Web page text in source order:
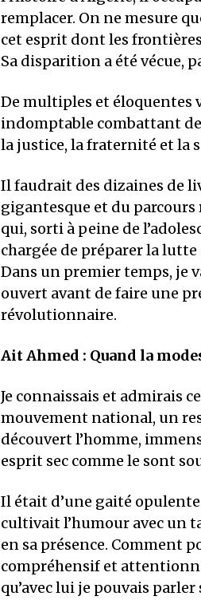
remplacer. On ne mesure
cet esprit dont les
Sa disparition a été vécue,
De multiples et éloquentes
indomptable combattant
la justice, la fraternité et la
Il faudrait des dizaines de
gigantesque et du
qui, sorti à peine de
chargée de préparer la lutte
Dans un premier temps, je
ouvert avant de faire une
révolutionnaire.
Ait Ahmed : Quand la
Je connaissais et admirais
mouvement national, un
découvert l’homme,
esprit sec comme le sont
Il était d’une gaité
cultivait l’humour avec un
en sa présence. Comment
compréhensif et
qu’avec lui je pouvais